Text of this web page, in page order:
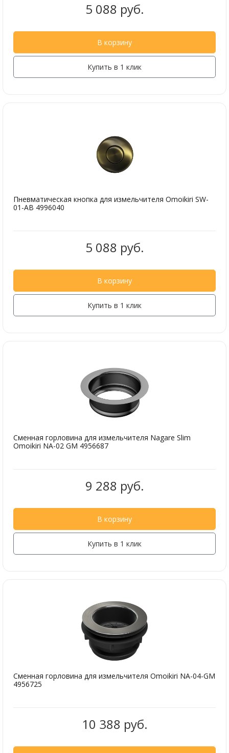
5 088 руб.
В корзину
Купить в 1 клик
Пневматическая кнопка для измельчителя Omoikiri SW-
01-AB 4996040
5 088 руб.
В корзину
Купить в 1 клик
Сменная горловина для измельчителя Nagare Slim
Omoikiri NA-02 GM 4956687
9 288 руб.
В корзину
Купить в 1 клик
Сменная горловина для измельчителя Omoikiri NA-04-GM
4956725
10 388 руб.